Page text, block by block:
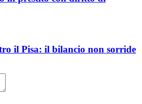
il Pisa: il bilancio non sorride